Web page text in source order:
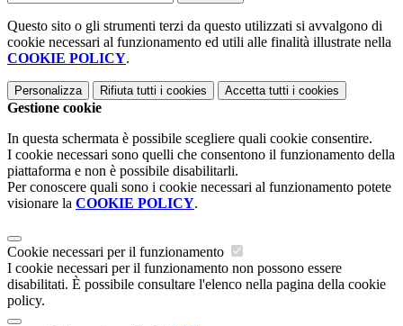
Questo sito o gli strumenti terzi da questo utilizzati si avvalgono di
cookie necessari al funzionamento ed utili alle finalità illustrate nella
COOKIE POLICY.
Personalizza Rifiuta tutti i cookies Accetta tutti i cookies
Gestione cookie
In questa schermata è possibile scegliere quali cookie consentire.
I cookie necessari sono quelli che consentono il funzionamento della
piattaforma e non è possibile disabilitarli.
Per conoscere quali sono i cookie necessari al funzionamento potete
visionare la COOKIE POLICY.
Cookie necessari per il funzionamento
I cookie necessari per il funzionamento non possono essere
disabilitati. È possibile consultare l'elenco nella pagina della cookie
policy.